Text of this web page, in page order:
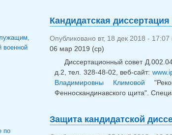
Кандидатская
Опубликовано вт, 18 дек 2018 - 17:07
06 мар 2019 (ср)
Диссертационный совет
д.2, тел. 328-48-02, веб-сайт:
Владимировны Климовой
Фенноскандинавского щита".
Защита кандидатской
военной
по